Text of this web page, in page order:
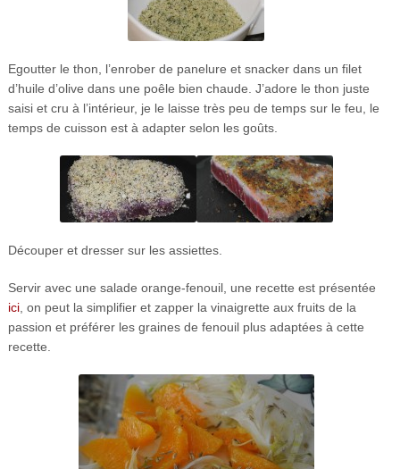
Egoutter le thon, l’enrober de panelure et snacker dans un filet
d’huile d’olive dans une poêle bien chaude. J’adore le thon juste
saisi et cru à l’intérieur, je le laisse très peu de temps sur le feu, le
temps de cuisson est à adapter selon les goûts.
Découper et dresser sur les assiettes.
Servir avec une salade orange-fenouil, une recette est présentée
ici, on peut la simplifier et zapper la vinaigrette aux fruits de la
passion et préférer les graines de fenouil plus adaptées à cette
recette.